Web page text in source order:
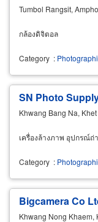
Tumbol Rangsit,
กล้องดิจิตอล
Category :
SN Photo
Khwang Bang Na,
เครื่องล้างภาพ อุปกรณ์ถ่
Category :
Bigcamera Co
Khwang Nong Khaem,